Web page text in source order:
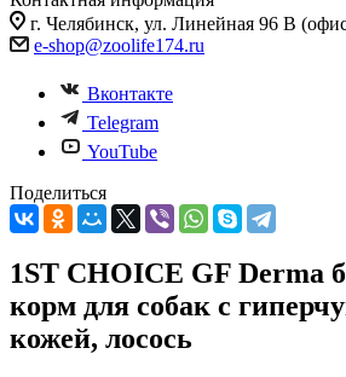
г. Челябинск, ул. Линейная 96 В
e-shop@zoolife174.ru
Вконтакте
Telegram
YouTube
Поделиться
1ST CHOICE GF Derma
корм для собак с
кожей, лосось